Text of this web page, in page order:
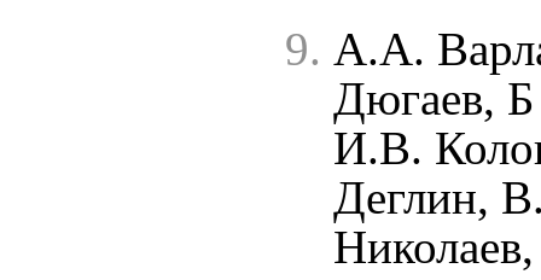
A.A.
Дюгаев,
И.В.
Деглин,